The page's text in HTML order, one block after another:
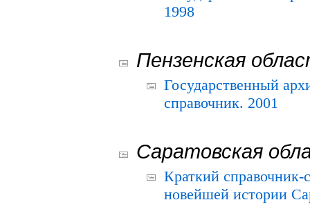
1998
Пензенская
Государственный
справочник. 2001
Саратовская
Краткий
новейшей истории